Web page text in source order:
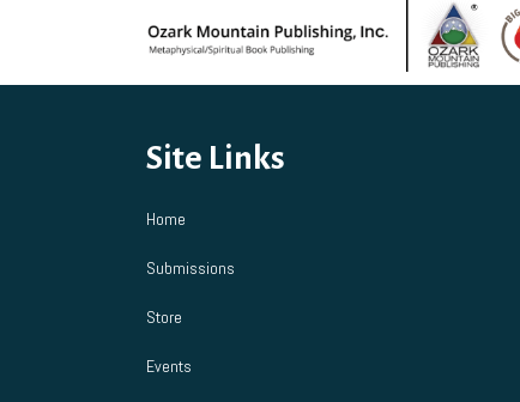
Site Links
Home
Submissions
Store
Events